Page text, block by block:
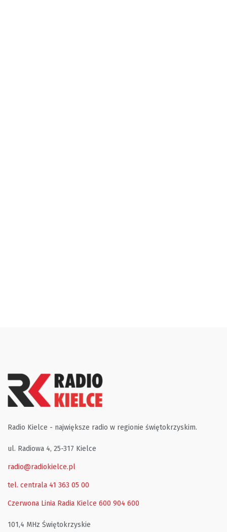
Radio Kielce - największe radio w regionie świętokrzyskim.
ul. Radiowa 4, 25-317 Kielce
radio@radiokielce.pl
tel. centrala 41 363 05 00
Czerwona Linia Radia Kielce 600 904 600
101,4 MHz Świętokrzyskie